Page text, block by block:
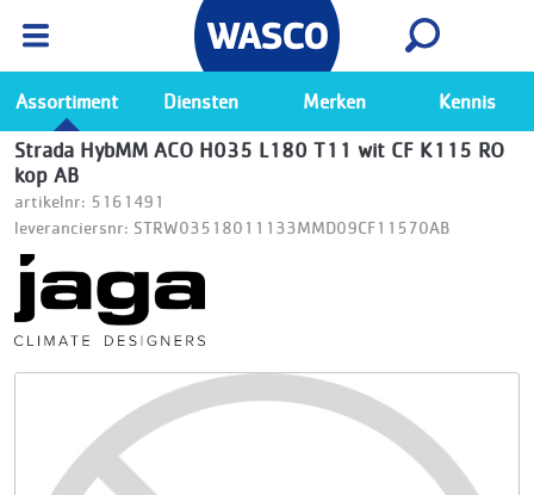
Ga naar de Wasco app
Bekijk
Assortiment Diensten Merken Kennis
Strada HybMM ACO H035 L180 T11 wit CF K115 RO
kop AB
artikelnr: 5161491
leveranciersnr: STRW03518011133MMD09CF11570AB